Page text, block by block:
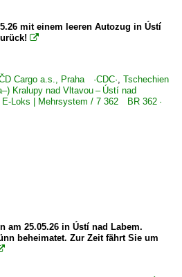
mit einem leeren Autozug in Ústí

Cargo a.s., Praha ·CDC·, Tschechien
Kralupy nad Vltavou – Ústí nad
E-Loks | Mehrsystem / 7 362 BR 362 ·
am 25.05.26 in Ústí nad Labem.
beheimatet. Zur Zeit fährt Sie um